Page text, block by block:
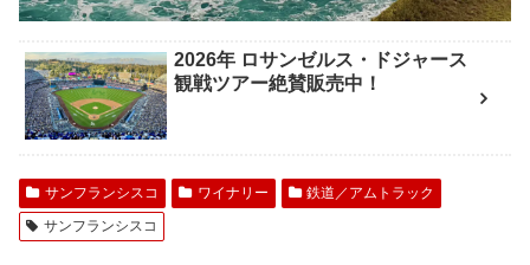
2026年 ロサンゼルス・ドジャース
観戦ツアー絶賛販売中！
サンフランシスコ ワイナリー
鉄道／アムトラック
サンフランシスコ